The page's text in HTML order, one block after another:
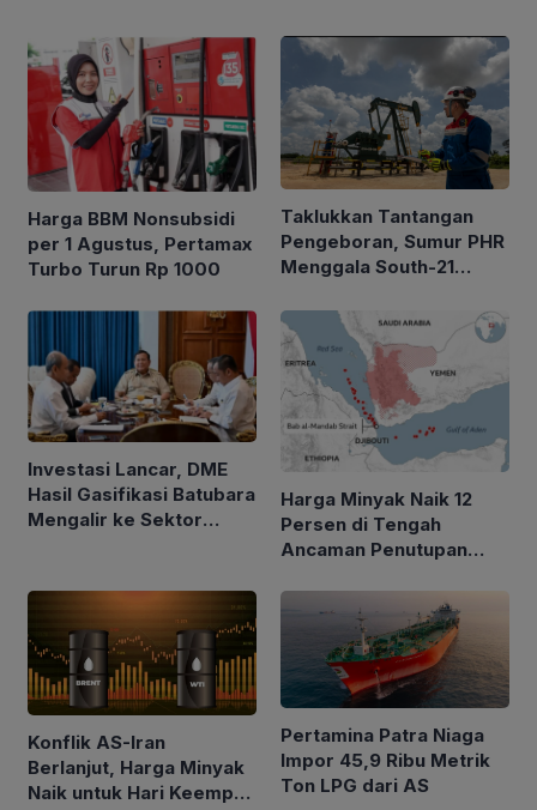
Harga BBM Nonsubsidi
per 1 Agustus, Pertamax
Turbo Turun Rp 1000
Taklukkan Tantangan
Pengeboran, Sumur PHR
Menggala South-21
BOPD
Investasi Lancar, DME
Hasil Gasifikasi Batubara
Mengalir ke Sektor
Harga Minyak Naik 12
Persen di Tengah
Ancaman Penutupan
Konflik AS-Iran
Berlanjut, Harga Minyak
Naik untuk Hari Keempat
Pertamina Patra Niaga
Impor 45,9 Ribu Metrik
Ton LPG dari AS